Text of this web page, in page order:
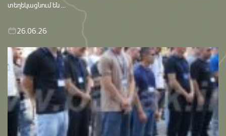
տեղեկացնում են ...
26.06.26